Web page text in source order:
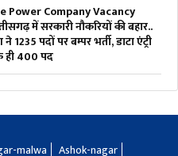
Power Company Vacancy
में सरकारी नौकरियों की बहार..
1235 पदों पर बम्पर भर्ती, डाटा एंट्री
400 पद
malwa
Ashok-nagar